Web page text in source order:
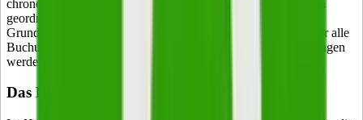
chronologische Ordnung ist, dass alle Buchungen nach Datum
geordnet aufgezeichnet sind. Damit ist das Journal sowohl
Grundbuch der Buchführung als auch Buchungsanweisung für alle
Buchungen, die aus dem Grundbuch in das Hauptbuch übertragen
werden.
Das Hauptbuch